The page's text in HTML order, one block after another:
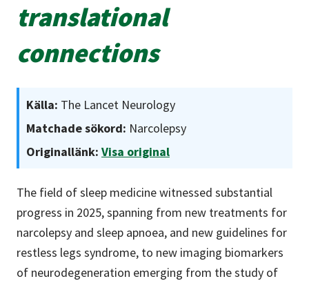
translational
connections
Källa: The Lancet Neurology
Matchade sökord: Narcolepsy
Originallänk: Visa original
The field of sleep medicine witnessed substantial
progress in 2025, spanning from new treatments for
narcolepsy and sleep apnoea, and new guidelines for
restless legs syndrome, to new imaging biomarkers
of neurodegeneration emerging from the study of